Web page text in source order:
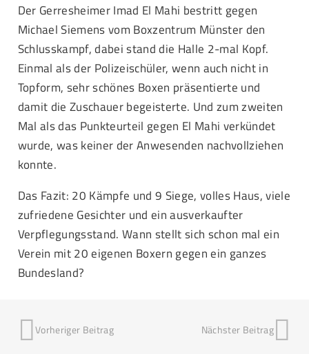
Der Gerresheimer Imad El Mahi bestritt gegen
Michael Siemens vom Boxzentrum Münster den
Schlusskampf, dabei stand die Halle 2-mal Kopf.
Einmal als der Polizeischüler, wenn auch nicht in
Topform, sehr schönes Boxen präsentierte und
damit die Zuschauer begeisterte. Und zum zweiten
Mal als das Punkteurteil gegen El Mahi verkündet
wurde, was keiner der Anwesenden nachvollziehen
konnte.
Das Fazit: 20 Kämpfe und 9 Siege, volles Haus, viele
zufriedene Gesichter und ein ausverkaufter
Verpflegungsstand. Wann stellt sich schon mal ein
Verein mit 20 eigenen Boxern gegen ein ganzes
Bundesland?
Vorheriger Beitrag Nächster Beitrag